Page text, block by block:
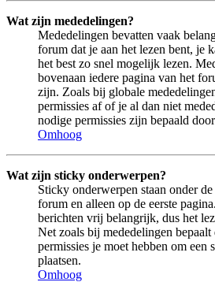
Wat zijn mededelingen?
Mededelingen bevatten vaak
forum dat je aan het lezen bent, je
het best zo snel mogelijk lezen.
bovenaan iedere pagina van het
zijn. Zoals bij globale
permissies af of je al dan niet
nodige permissies zijn bepaald
Omhoog
Wat zijn sticky onderwerpen?
Sticky onderwerpen staan onder
forum en alleen op de eerste
berichten vrij belangrijk, dus het
Net zoals bij mededelingen bepaalt
permissies je moet hebben om een
plaatsen.
Omhoog